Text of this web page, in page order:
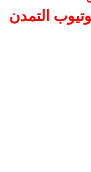
التمدن